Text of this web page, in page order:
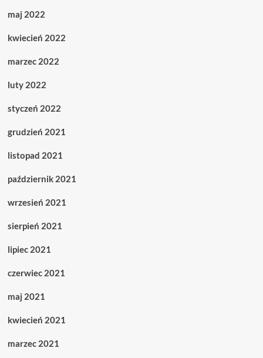
maj 2022
kwiecień 2022
marzec 2022
luty 2022
styczeń 2022
grudzień 2021
listopad 2021
październik 2021
wrzesień 2021
sierpień 2021
lipiec 2021
czerwiec 2021
maj 2021
kwiecień 2021
marzec 2021